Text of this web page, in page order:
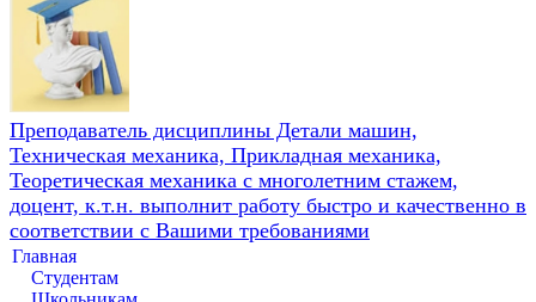
Преподаватель дисциплины Детали машин,
Техническая механика, Прикладная механика,
Теоретическая механика с многолетним стажем,
доцент, к.т.н. выполнит работу быстро и качественно в
соответствии с Вашими требованиями
Главная
Студентам